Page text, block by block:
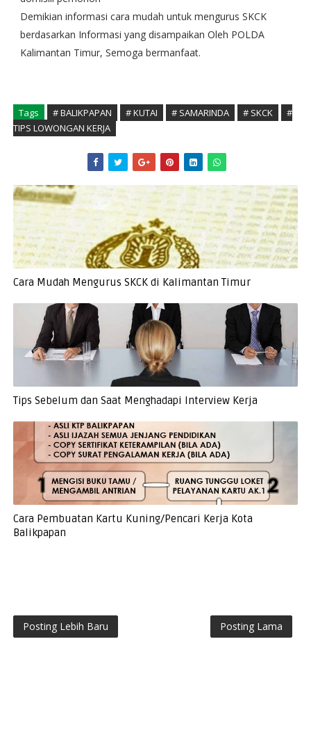
Demikian informasi cara mudah untuk mengurus SKCK
berdasarkan Informasi yang disampaikan Oleh POLDA
Kalimantan Timur, Semoga bermanfaat.
Tags # BALIKPAPAN # KUTAI # SAMARINDA # SKCK
#
TIPS LOWONGAN KERJA
Cara Mudah Mengurus SKCK di Kalimantan Timur
Tips Sebelum dan Saat Menghadapi Interview Kerja
Cara Pembuatan Kartu Kuning/Pencari Kerja Kota
Balikpapan
Posting Lebih Baru Posting Lama